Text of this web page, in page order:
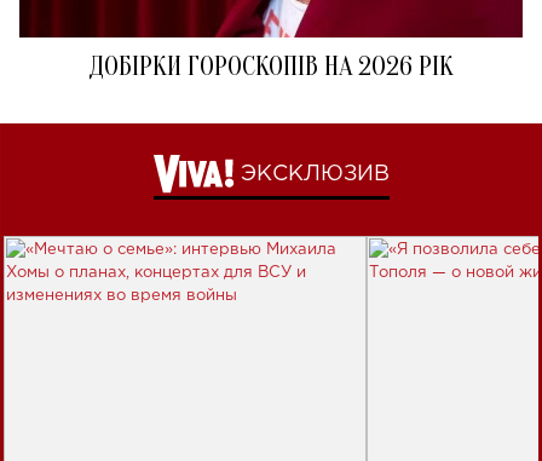
ДОБІРКИ ГОРОСКОПІВ НА 2026 РІК
ЭКСКЛЮЗИВ